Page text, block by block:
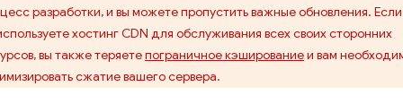
разработки, и вы можете пропустить важные обновления.
хостинг CDN для обслуживания всех своих сторонних
вы также теряетепограничное кэшированиеи вам
сжатие вашего сервера.